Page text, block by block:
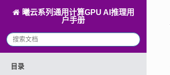
曦云系列通用计算GPU AI推理用
户手册
目录